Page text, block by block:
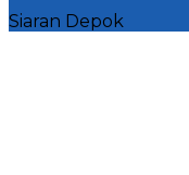
Siaran Depok